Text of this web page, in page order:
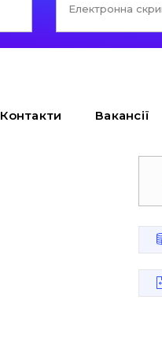
Контакти Вакансії